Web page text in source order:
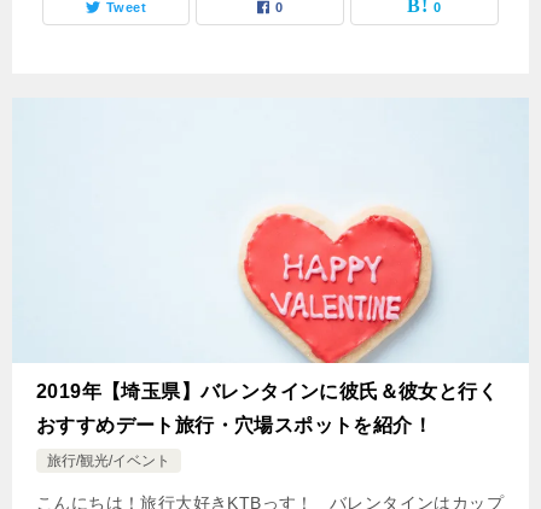
Tweet 0 0
2019年【埼玉県】バレンタインに彼氏＆彼女と行く
おすすめデート旅行・穴場スポットを紹介！
旅行/観光/イベント
こんにちは！旅行大好きKTBっす！ バレンタインはカップ